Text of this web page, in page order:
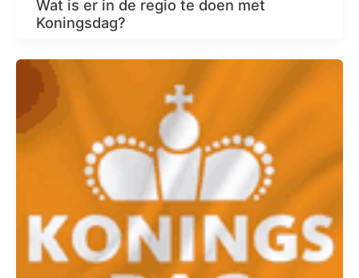
Wat is er in de regio te doen met
Koningsdag?